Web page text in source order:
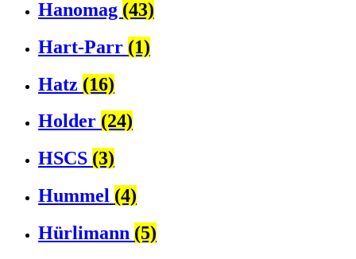
Hanomag (43)
Hart-Parr (1)
Hatz (16)
Holder (24)
HSCS (3)
Hummel (4)
Hürlimann (5)